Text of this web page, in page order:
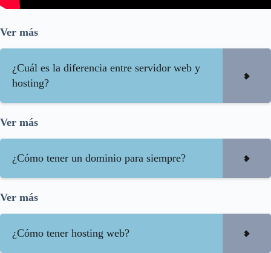
Ver más
¿Cuál es la diferencia entre servidor web y
hosting?
Ver más
¿Cómo tener un dominio para siempre?
Ver más
¿Cómo tener hosting web?